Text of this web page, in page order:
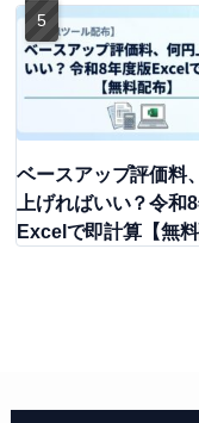
ベースアップ評価料
上げればいい？令和
Excelで即計算【無料